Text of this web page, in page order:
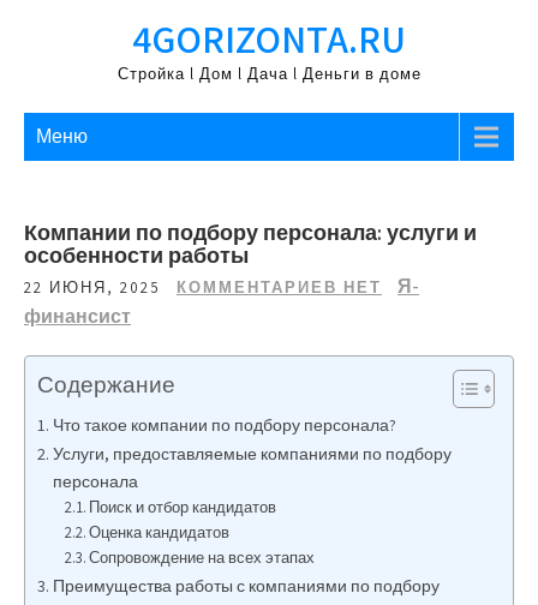
содержимому
4GORIZONTA.RU
Стройка l Дом l Дача l Деньги в доме
Меню
Компании по подбору персонала: услуги и
особенности работы
22 ИЮНЯ, 2025 КОММЕНТАРИЕВ НЕТ
Я-
финансист
Содержание
Что такое компании по подбору персонала?
Услуги, предоставляемые компаниями по подбору
персонала
Поиск и отбор кандидатов
Оценка кандидатов
Сопровождение на всех этапах
Преимущества работы с компаниями по подбору